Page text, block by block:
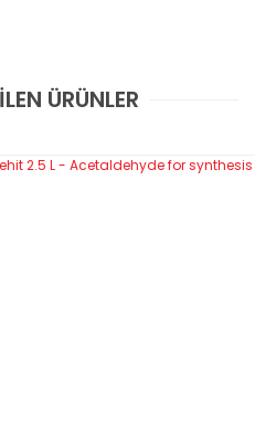
siz yapın!
Yaz
ÜRÜNLER